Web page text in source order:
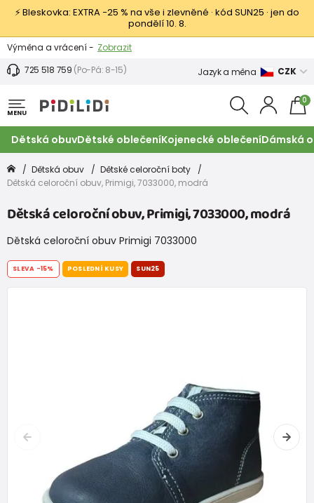
⚡ Bleskovka: EXTRA −25 % na vše i zlevněné · kód SUN25 · jen do
pondělí 10. 8.
Výměna a vrácení - Zobrazit
Sleva 100 Kč na první nákup -
725 518 759 (Po-Pá: 8-15) Jazyk a měna CZK
MENU
0
Dětská obuvDětské oblečeníKojenecké oblečeníDámská
Dětská obuv
Dětské celoroční boty
Dětská celoroční obuv, Primigi, 7033000, modrá
Dětská celoroční obuv, Primigi, 7033000, modrá
Dětská celoroční obuv Primigi 7033000
SLEVA -15% POSLEDNÍ KUSY SUN25